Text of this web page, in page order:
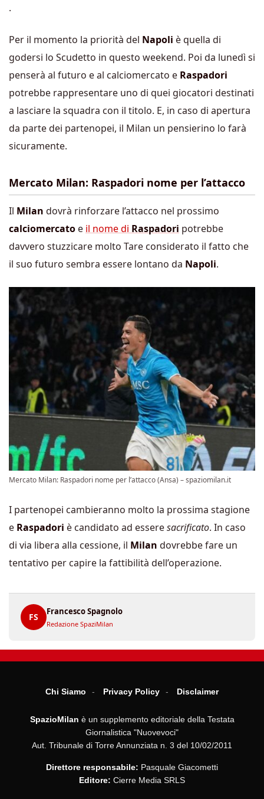
.
Per il momento la priorità del Napoli è quella di
godersi lo Scudetto in questo weekend. Poi da lunedì si
penserà al futuro e al calciomercato e Raspadori
potrebbe rappresentare uno di quei giocatori destinati
a lasciare la squadra con il titolo. E, in caso di apertura
da parte dei partenopei, il Milan un pensierino lo farà
sicuramente.
Mercato Milan: Raspadori nome per l’attacco
Il Milan dovrà rinforzare l’attacco nel prossimo
calciomercato e il nome di Raspadori potrebbe
davvero stuzzicare molto Tare considerato il fatto che
il suo futuro sembra essere lontano da Napoli.
Mercato Milan: Raspadori nome per l’attacco (Ansa) – spaziomilan.it
I partenopei cambieranno molto la prossima stagione
e Raspadori è candidato ad esseresacrificato. In caso
di via libera alla cessione, il Milan dovrebbe fare un
tentativo per capire la fattibilità dell’operazione.
FS
Francesco Spagnolo
Redazione SpaziMilan
Chi Siamo Privacy Policy Disclaimer
SpazioMilan è un supplemento editoriale della Testata
Giornalistica "Nuovevoci"
Aut. Tribunale di Torre Annunziata n. 3 del 10/02/2011
Direttore responsabile: Pasquale Giacometti
Editore: Cierre Media SRLS